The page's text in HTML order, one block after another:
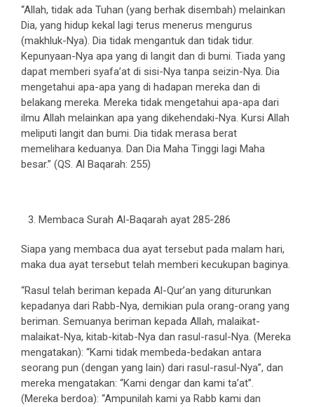
“Allah, tidak ada Tuhan (yang berhak disembah) melainkan
Dia, yang hidup kekal lagi terus menerus mengurus
(makhluk-Nya). Dia tidak mengantuk dan tidak tidur.
Kepunyaan-Nya apa yang di langit dan di bumi. Tiada yang
dapat memberi syafa’at di sisi-Nya tanpa seizin-Nya. Dia
mengetahui apa-apa yang di hadapan mereka dan di
belakang mereka. Mereka tidak mengetahui apa-apa dari
ilmu Allah melainkan apa yang dikehendaki-Nya. Kursi Allah
meliputi langit dan bumi. Dia tidak merasa berat
memelihara keduanya. Dan Dia Maha Tinggi lagi Maha
besar.” (QS. Al Baqarah: 255)
Membaca Surah Al-Baqarah ayat 285-286
Siapa yang membaca dua ayat tersebut pada malam hari,
maka dua ayat tersebut telah memberi kecukupan baginya.
“Rasul telah beriman kepada Al-Qur’an yang diturunkan
kepadanya dari Rabb-Nya, demikian pula orang-orang yang
beriman. Semuanya beriman kepada Allah, malaikat-
malaikat-Nya, kitab-kitab-Nya dan rasul-rasul-Nya. (Mereka
mengatakan): “Kami tidak membeda-bedakan antara
seorang pun (dengan yang lain) dari rasul-rasul-Nya”, dan
mereka mengatakan: “Kami dengar dan kami ta’at”.
(Mereka berdoa): “Ampunilah kami ya Rabb kami dan